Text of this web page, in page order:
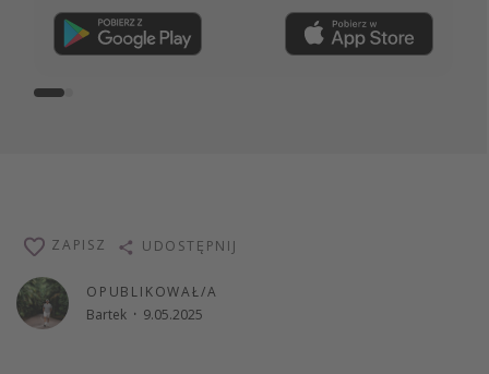
OPUBLIKOWAŁ/A
Bartek · 9.05.2025
ZAPISZ UDOSTĘPNIJ